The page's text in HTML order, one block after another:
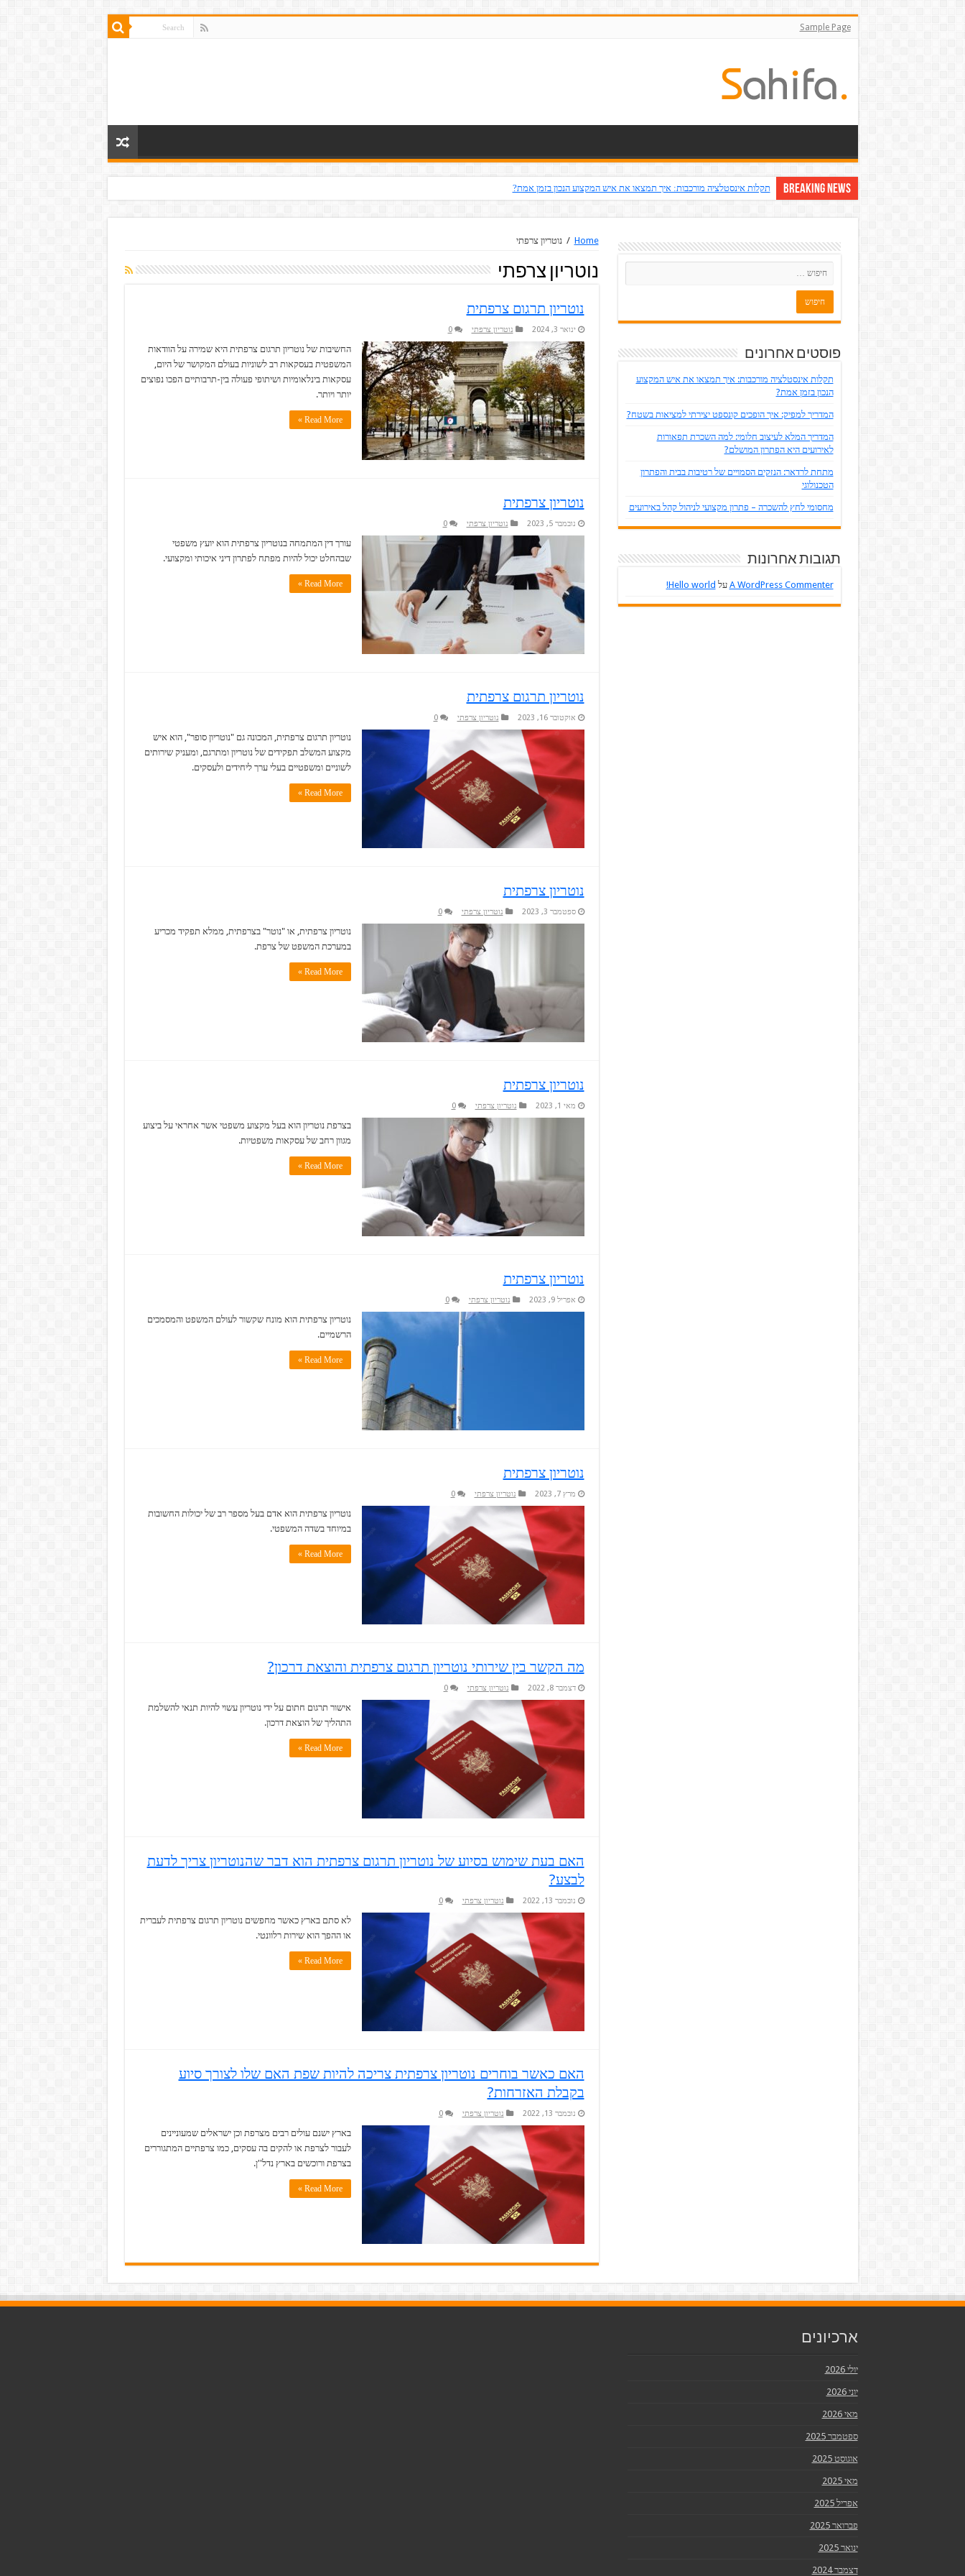
Sample Page
Breaking News תקלות אינסטלציה מורכבות: איך תמצאו את איש המקצוע הנכון בזמן אמת?
Home
/ נוטריון צרפתי
נוטריון צרפתי
נוטריון תרגום צרפתית
ינואר 3, 2024 נוטריון צרפתי 0
החשיבות של נוטריון תרגום צרפתית היא שמירה על הוודאות
המשפטית בעסקאות רב לשוניות בעולם המקושר של היום,
עסקאות בינלאומיות ושיתופי פעולה בין-תרבותיים הפכו נפוצים
יותר ויותר.
Read More »
נוטריון צרפתית
נובמבר 5, 2023 נוטריון צרפתי 0
עורך דין המתמחה בנוטריון צרפתית הוא יועץ משפטי
שבהחלט יכול להיות מפתח לפתרון דיני איכותי ומקצועי.
Read More »
נוטריון תרגום צרפתית
אוקטובר 16, 2023 נוטריון צרפתי 0
נוטריון תרגום צרפתית, המכונה גם "נוטריון סופר", הוא איש
מקצוע המשלב תפקידים של נוטריון ומתרגם, ומעניק שירותים
לשוניים ומשפטיים בעלי ערך ליחידים ולעסקים.
Read More »
נוטריון צרפתית
ספטמבר 3, 2023 נוטריון צרפתי 0
נוטריון צרפתית, או "נוטר" בצרפתית, ממלא תפקיד מכריע
במערכת המשפט של צרפת.
Read More »
נוטריון צרפתית
מאי 1, 2023 נוטריון צרפתי 0
בצרפת נוטריון הוא בעל מקצוע משפטי אשר אחראי על ביצוע
מגוון רחב של עסקאות משפטיות.
Read More »
נוטריון צרפתית
אפריל 9, 2023 נוטריון צרפתי 0
נוטריון צרפתית הוא מונח שקשור לעולם המשפט והמסמכים
הרשמיים.
Read More »
נוטריון צרפתית
מרץ 7, 2023 נוטריון צרפתי 0
נוטריון צרפתית הוא אדם בעל מספר רב של יכולות החשובות
במיוחד בשדה המשפטי.
Read More »
מה הקשר בין שירותי נוטריון תרגום צרפתית והוצאת דרכון?
דצמבר 8, 2022 נוטריון צרפתי 0
אישור תרגום חתום על ידי נוטריון עשוי להיות תנאי להשלמת
התהליך של הוצאת דרכון.
Read More »
האם בעת שימוש בסיוע של נוטריון תרגום צרפתית הוא דבר שהנוטריון צריך לדעת
לבצע?
נובמבר 13, 2022 נוטריון צרפתי 0
לא סתם בארץ כאשר מחפשים נוטריון תרגום צרפתית לעברית
או ההפך הוא שירות רלוונטי.
Read More »
האם כאשר בוחרים נוטריון צרפתית צריכה להיות שפת האם שלו לצורך סיוע
בקבלת האזרחות?
נובמבר 13, 2022 נוטריון צרפתי 0
בארץ ישנם עולים רבים מצרפת וכן ישראלים שמעוניינים
לעבור לצרפת או להקים בה עסקים, כמו צרפתיים המתגוררים
בצרפת ורוכשים בארץ נדל''ן.
Read More »
פוסטים אחרונים
תקלות אינסטלציה מורכבות: איך תמצאו את איש המקצוע
הנכון בזמן אמת?
המדריך למפיק: איך הופכים קונספט יצירתי למציאות בשטח?
המדריך המלא לעיצוב חלומי: למה השכרת תפאורות
לאירועים היא הפתרון המושלם?
מתחת לרדאר: הנזקים הסמויים של רטיבות בבית והפתרון
הטכנולוגי
מחסומי לחץ להשכרה – פתרון מקצועי לניהול קהל באירועים
תגובות אחרונות
A WordPress Commenter על Hello world!
ארכיונים
יולי 2026
יוני 2026
מאי 2026
ספטמבר 2025
אוגוסט 2025
מאי 2025
אפריל 2025
פברואר 2025
ינואר 2025
דצמבר 2024